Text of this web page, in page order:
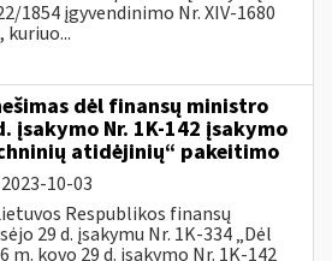
1854 įgyvendinimo Nr. XIV-1680
dėl finansų ministro
įsakymo Nr. 1K-142 įsakymo
atidėjinių“ pakeitimo
2023-10-03
Respublikos finansų
29 d. įsakymu Nr. 1K-334 „Dėl
kovo 29 d. įsakymo Nr. 1K-142